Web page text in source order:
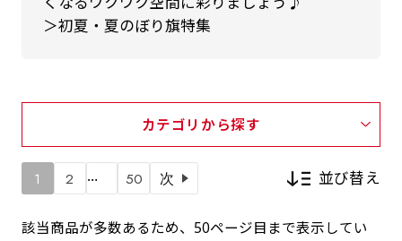
＞初夏・夏のぼり旗特集
カテゴリから探す
1 2 … 50 次 並び替え
該当商品が多数あるため、50ページ目まで表示してい